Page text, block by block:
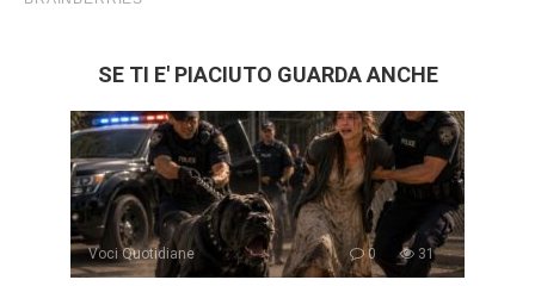
SE TI E' PIACIUTO GUARDA ANCHE
Voci Quotidiane 0 31